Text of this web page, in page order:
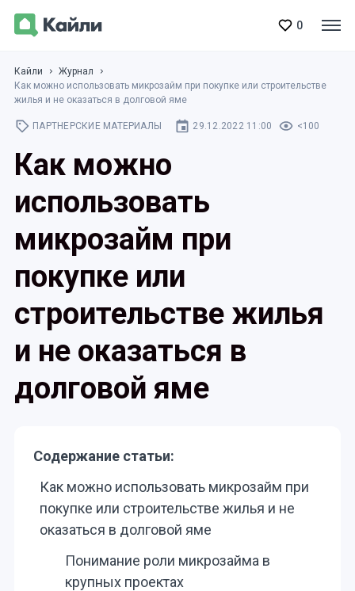
0
Кайли
Журнал
Как можно использовать микрозайм при покупке или строительстве
жилья и не оказаться в долговой яме
ПАРТНЕРСКИЕ МАТЕРИАЛЫ 29.12.2022 11:00 <100
Как можно
использовать
микрозайм при
покупке или
строительстве жилья
и не оказаться в
долговой яме
Содержание статьи:
Как можно использовать микрозайм при
покупке или строительстве жилья и не
оказаться в долговой яме
Понимание роли микрозайма в
крупных проектах